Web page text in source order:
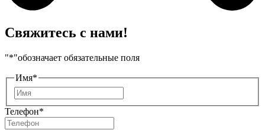
Свяжитесь с нами!
"*"обозначает обязательные поля
Имя*
Телефон*